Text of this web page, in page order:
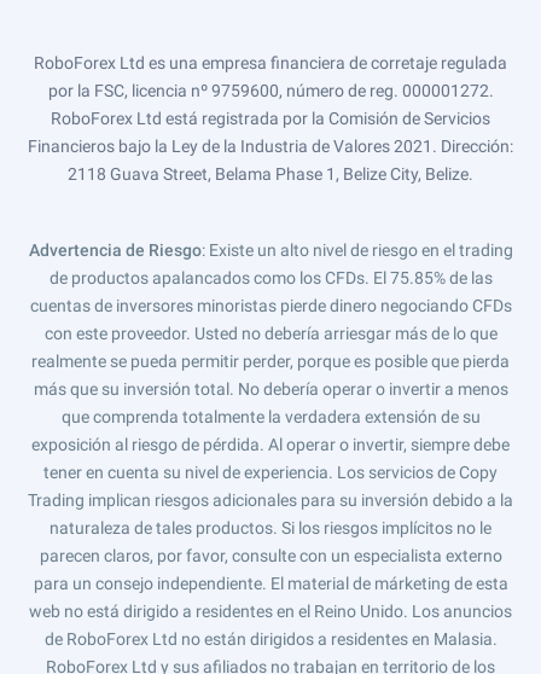
RoboForex Ltd es una empresa financiera de corretaje regulada
por la FSC, licencia nº 9759600, número de reg. 000001272.
RoboForex Ltd está registrada por la Comisión de Servicios
Financieros bajo la Ley de la Industria de Valores 2021. Dirección:
2118 Guava Street, Belama Phase 1, Belize City, Belize.
Advertencia de Riesgo: Existe un alto nivel de riesgo en el trading
de productos apalancados como los CFDs. El 75.85% de las
cuentas de inversores minoristas pierde dinero negociando CFDs
con este proveedor. Usted no debería arriesgar más de lo que
realmente se pueda permitir perder, porque es posible que pierda
más que su inversión total. No debería operar o invertir a menos
que comprenda totalmente la verdadera extensión de su
exposición al riesgo de pérdida. Al operar o invertir, siempre debe
tener en cuenta su nivel de experiencia. Los servicios de Copy
Trading implican riesgos adicionales para su inversión debido a la
naturaleza de tales productos. Si los riesgos implícitos no le
parecen claros, por favor, consulte con un especialista externo
para un consejo independiente. El material de márketing de esta
web no está dirigido a residentes en el Reino Unido. Los anuncios
de RoboForex Ltd no están dirigidos a residentes en Malasia.
RoboForex Ltd y sus afiliados no trabajan en territorio de los